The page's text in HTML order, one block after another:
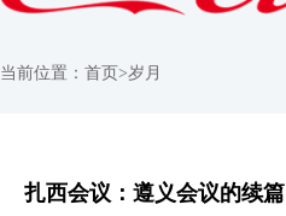
当前位置： 首页 >岁月
扎西会议：遵义会议的续篇